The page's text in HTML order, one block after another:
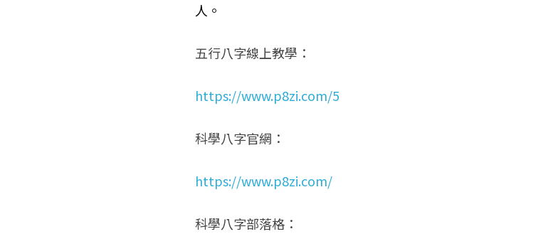
人。
五行八字線上教學：
https://www.p8zi.com/5
科學八字官網：
https://www.p8zi.com/
科學八字部落格：